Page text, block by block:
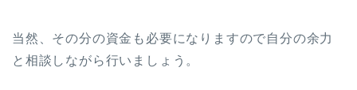
当然、その分の資金も必要になりますので自分の余力
と相談しながら行いましょう。